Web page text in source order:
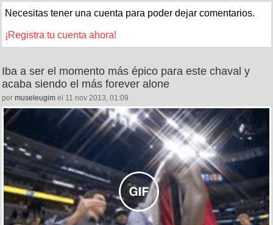
Necesitas tener una cuenta para poder dejar comentarios.
¡Registra tu cuenta ahora!
Iba a ser el momento más épico para este chaval y
acaba siendo el más forever alone
por museleugim el 11 nov 2013, 01:09